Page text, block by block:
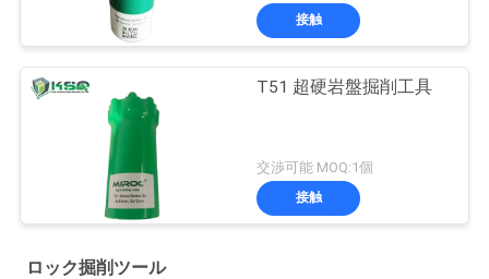
接触
T51 超硬岩盤掘削工具
交渉可能 MOQ:1個
接触
ロック掘削ツール